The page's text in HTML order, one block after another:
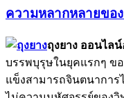
ความหลากหลายขอ
ถุงยาง ออนไลน์
บรรพบุรุษในยุคแรกๆ ข
แข็งสามารถจินตนาการ